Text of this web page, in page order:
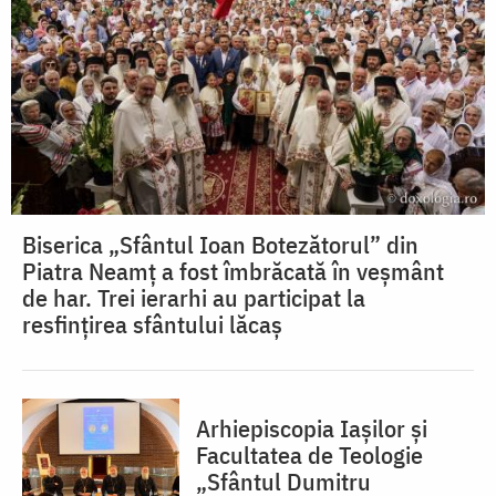
Biserica „Sfântul Ioan Botezătorul” din
Piatra Neamț a fost îmbrăcată în veșmânt
de har. Trei ierarhi au participat la
resfințirea sfântului lăcaș
Arhiepiscopia Iașilor și
Facultatea de Teologie
„Sfântul Dumitru